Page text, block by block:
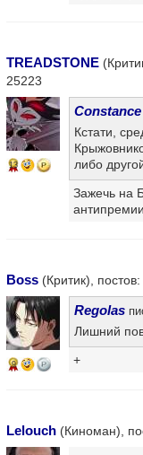
TREADSTONE
25223
13
Constance
Кстати,
либо
Зажечь на
Boss (Критик),
9
Regolas
Лишний
+
Lelouch (Киноман),